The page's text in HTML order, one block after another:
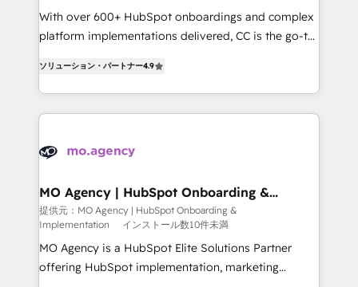
supported over 500 organisations with HubSpot
implementation, optimisation, training, and
methodology will ensure that you receive the best
deployment experience possible. Whether you are
new to HubSpot or seeking to turn around a poor
expertise to deliver the solutions you need.
With over 600+ HubSpot onboardings and complex
platform implementations delivered, CC is the go-to
migrate, replatform, and scale smarter. We specialize
in high-impact CRM and CMS migrations and
onboarding from platforms like Salesforce, NetSuite,
WordPress and legacy CRMs, turning fragmented
architectures that accelerate revenue operations and
performance. - Multi-object CRM migration, cleanup,
and implementation. - Pre-built and custom
integrations across your full tech stack. - Custom
object setup, CMS builds, and full-funnel automation.
ソリューション・パートナー4.9
MO Agency | HubSpot Onboarding &
Implementation
提供元：MO Agency | HubSpot Onboarding &
Implementation
インストール数10件未満
MO Agency is a HubSpot Elite Solutions Partner
offering HubSpot implementation, marketing